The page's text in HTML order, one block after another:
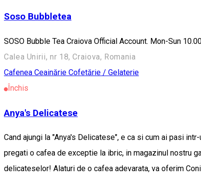
Soso Bubbletea
SOSO Bubble Tea Craiova Official Account. Mon-Sun
Calea Unirii, nr 18, Craiova, Romania
Cafenea Ceainărie Cofetărie / Gelaterie
Închis
Anya's Delicatese
Cand ajungi la "Anya's Delicatese", e ca si cum ai pasi
pregati o cafea de exceptie la ibric, in magazinul nostru
delicateselor! Alaturi de o cafea adevarata, va oferim